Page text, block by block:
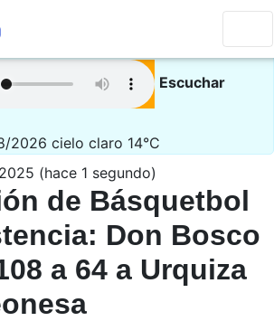
Escuchar
2026 cielo claro 14°C
(hace 1 segundo)
de Básquetbol
Don Bosco
a 64 a Urquiza